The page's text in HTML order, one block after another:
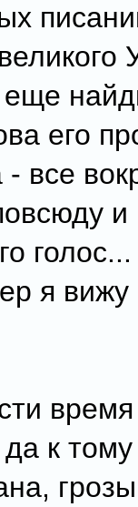
еще
его
все
я вижу
да к